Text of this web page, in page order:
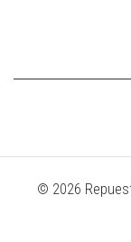
© 2026